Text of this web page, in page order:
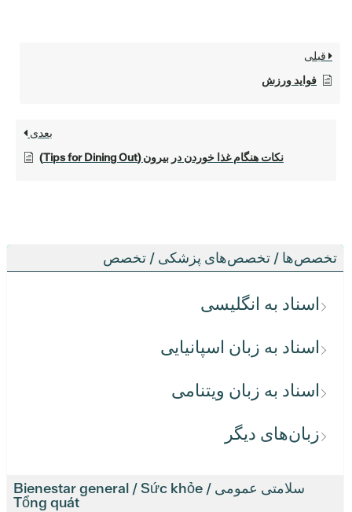
تخصص‌ها / تخصص‌های پزشکی / تخصص
اسناد به انگلیسی
اسناد به زبان اسپانیایی
اسناد به زبان ویتنامی
زبان‌های دیگر
سلامتی عمومی / Bienestar general / Sức khỏe
Tổng quát
قبلی
فواید ورزش
بعدی
نکات هنگام غذا خوردن در بیرون (Tips for Dining Out)